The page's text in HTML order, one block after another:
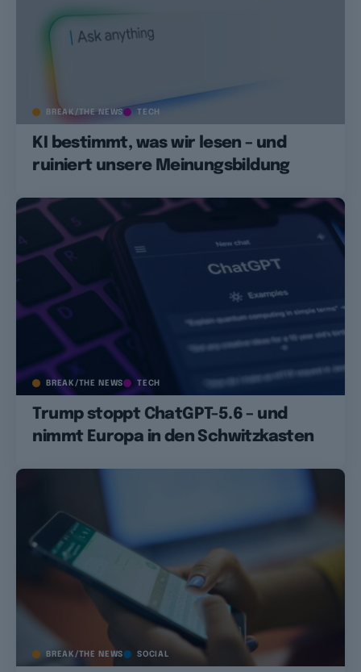
BREAK/THE NEWS TECH
KI bestimmt, was wir lesen – und
ruiniert unsere Meinungsbildung
BREAK/THE NEWS TECH
Trump stoppt ChatGPT-5.6 – und
nimmt Europa in den Schwitzkasten
BREAK/THE NEWS SOCIAL